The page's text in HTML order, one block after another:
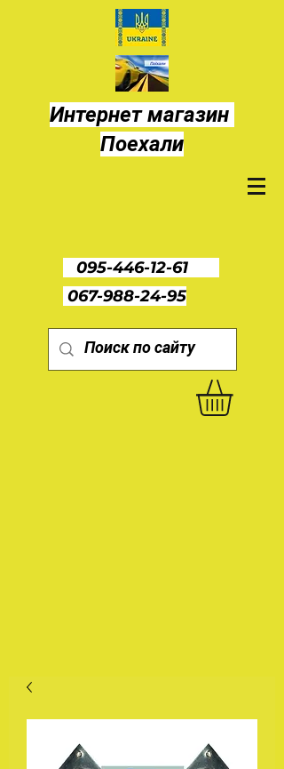
Интернет магазин
Поехали
095-446-12-61
067-988-24-95